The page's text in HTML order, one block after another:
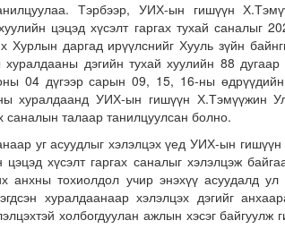
Тэрбээр, УИХ-ын гишүүн
цэцэд хүсэлт гаргах тухай саналыг
даргад ирүүлснийг Хууль зүйн
дэгийн тухай хуулийн 88
04 дүгээр сарын 09, 15, 16-ны
хуралдаанд УИХ-ын гишүүн Х.Тэмүүжин
саналын талаар танилцуулсан болно.
уг асуудлыг хэлэлцэх үед УИХ-ын
хүсэлт гаргах саналыг хэлэлцэж
анхны тохиолдол учир энэхүү асуудалд ул
хуралдаанаар хэлэлцэх дэгийг
холбогдуулан ажлын хэсэг байгуулж